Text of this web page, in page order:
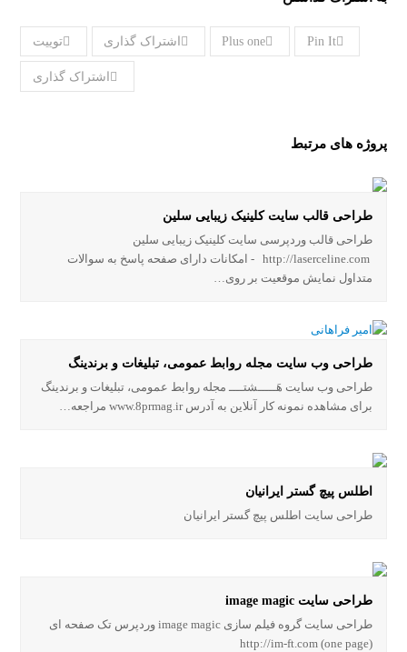
توییت اشتراک گذاری Plus one Pin It
اشتراک گذاری
پروژه های مرتبط
طراحی قالب سایت کلینیک زیبایی سلین
طراحی قالب وردپرسی سایت کلینیک زیبایی سلین
http://laserceline.com - امکانات دارای صفحه پاسخ به سوالات
متداول نمایش موقعیت بر روی…
طراحی وب سایت مجله روابط عمومی، تبلیغات و برندینگ
طراحی وب سایت هَـــــشتــــ مجله روابط عمومی، تبلیغات و برندینگ
برای مشاهده نمونه کار آنلاین به آدرس www.8prmag.ir مراجعه…
اطلس پیچ گستر ایرانیان
طراحی سایت اطلس پیچ گستر ایرانیان
طراحی سایت image magic
طراحی سایت گروه فیلم سازی image magic وردپرس تک صفحه ای
(one page) http://im-ft.com